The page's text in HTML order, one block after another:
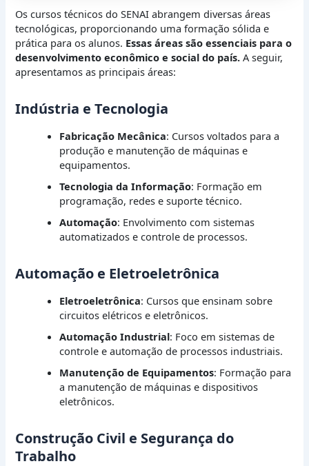
Os cursos técnicos do SENAI abrangem diversas áreas
tecnológicas, proporcionando uma formação sólida e
prática para os alunos. Essas áreas são essenciais para o
desenvolvimento econômico e social do país. A seguir,
apresentamos as principais áreas:
Indústria e Tecnologia
Fabricação Mecânica: Cursos voltados para a
produção e manutenção de máquinas e
equipamentos.
Tecnologia da Informação: Formação em
programação, redes e suporte técnico.
Automação: Envolvimento com sistemas
automatizados e controle de processos.
Automação e Eletroeletrônica
Eletroeletrônica: Cursos que ensinam sobre
circuitos elétricos e eletrônicos.
Automação Industrial: Foco em sistemas de
controle e automação de processos industriais.
Manutenção de Equipamentos: Formação para
a manutenção de máquinas e dispositivos
eletrônicos.
Construção Civil e Segurança do
Trabalho